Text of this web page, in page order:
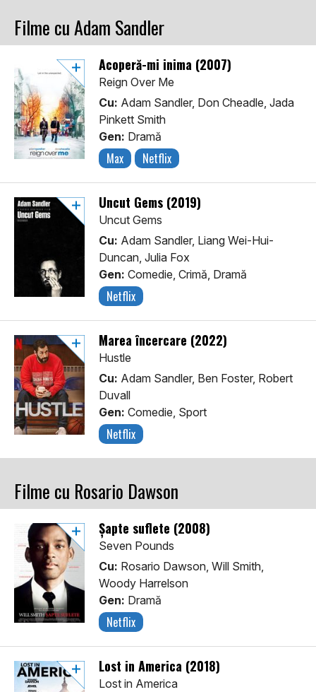
Filme cu Adam Sandler
Acoperă-mi inima (2007)
Reign Over Me
Cu: Adam Sandler, Don Cheadle, Jada
Pinkett Smith
Gen: Dramă
Max Netflix
Uncut Gems (2019)
Uncut Gems
Cu: Adam Sandler, Liang Wei-Hui-
Duncan, Julia Fox
Gen: Comedie, Crimă, Dramă
Netflix
Marea încercare (2022)
Hustle
Cu: Adam Sandler, Ben Foster, Robert
Duvall
Gen: Comedie, Sport
Netflix
Filme cu Rosario Dawson
Șapte suflete (2008)
Seven Pounds
Cu: Rosario Dawson, Will Smith,
Woody Harrelson
Gen: Dramă
Netflix
Lost in America (2018)
Lost in America